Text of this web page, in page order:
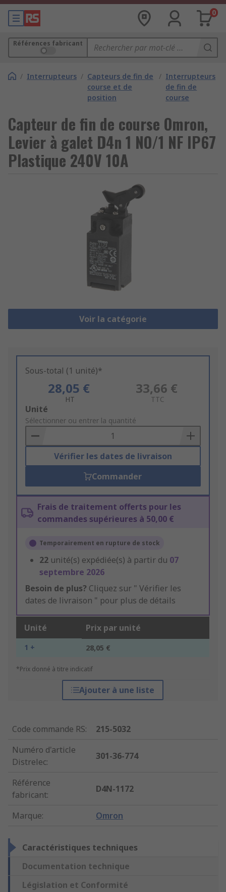
0
Références fabricant
/ Interrupteurs / Capteurs de fin de
course et de
position
/ Interrupteurs
de fin de
course
Capteur de fin de course Omron,
Levier à galet D4n 1 NO/1 NF IP67
Plastique 240V 10A
Voir la catégorie
Sous-total (1 unité)*
28,05 €
HT
33,66 €
TTC
Add
to
Basket
Unité
Sélectionner ou entrer la quantité
Vérifier les dates de livraison
Commander
Frais de traitement offerts pour les
commandes supérieures à 50,00 €
Temporairement en rupture de stock
22 unité(s) expédiée(s) à partir du 07
septembre 2026
Besoin de plus? Cliquez sur " Vérifier les
dates de livraison " pour plus de détails
Unité Prix par unité
1 + 28,05 €
*Prix donné à titre indicatif
Ajouter à une liste
Code commande RS:
215-5032
Numéro d'article
Distrelec:
301-36-774
Référence
fabricant:
D4N-1172
Marque: Omron
Caractéristiques techniques
Documentation technique
Législation et Conformité